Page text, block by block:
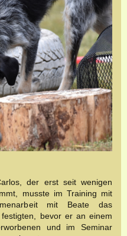
der erst seit wenigen
musste im Training mit
mit Beate das
bevor er an einem
und im Seminar